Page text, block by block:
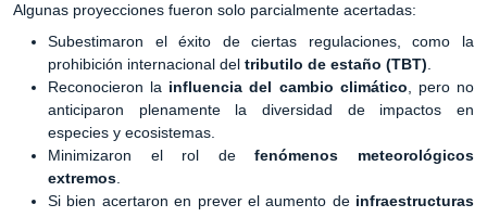
Algunas proyecciones fueron solo parcialmente acertadas:
Subestimaron el éxito de ciertas regulaciones, como la
prohibición internacional del tributilo de estaño (TBT).
Reconocieron la influencia del cambio climático, pero no
anticiparon plenamente la diversidad de impactos en
especies y ecosistemas.
Minimizaron el rol defenómenos meteorológicos
extremos.
Si bien acertaron en prever el aumento de infraestructuras